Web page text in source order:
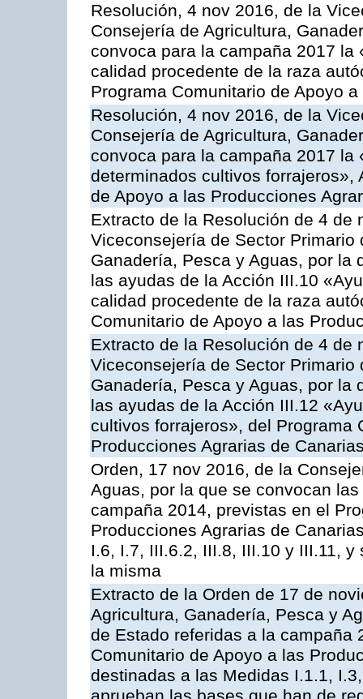
Resolución, 4 nov 2016, de la
Consejería de Agricultura,
convoca para la campaña 2017
calidad procedente de la raza
Programa Comunitario de Apoyo
Resolución, 4 nov 2016, de la
Consejería de Agricultura,
convoca para la campaña 2017 la
determinados cultivos forrajeros»,
de Apoyo a las Producciones
Extracto de la Resolución de 4 de
Viceconsejería de Sector
Ganadería, Pesca y Aguas, por la
las ayudas de la Acción III.10
calidad procedente de la raza
Comunitario de Apoyo a las
Extracto de la Resolución de 4 de
Viceconsejería de Sector
Ganadería, Pesca y Aguas, por la
las ayudas de la Acción III.12
cultivos forrajeros», del Programa
Producciones Agrarias de
Orden, 17 nov 2016, de la
Aguas, por la que se convocan
campaña 2014, previstas en el
Producciones Agrarias de
I.6, I.7, III.6.2, III.8, III.10 y III.11,
la misma
Extracto de la Orden de 17 de
Agricultura, Ganadería, Pesca y
de Estado referidas a la campaña
Comunitario de Apoyo a las
destinadas a las Medidas I.1.1,